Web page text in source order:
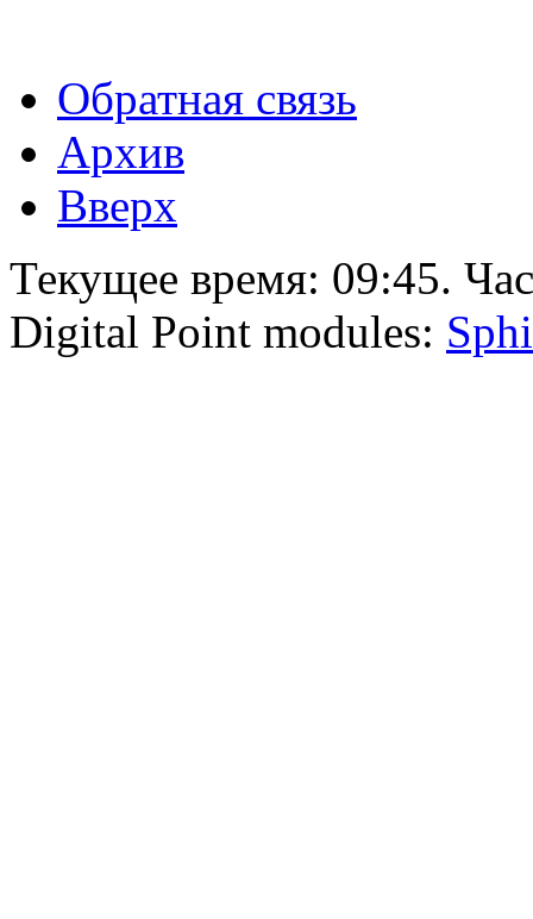
Обратная связь
Архив
Вверх
Текущее время: 09:45.
Digital Point modules: